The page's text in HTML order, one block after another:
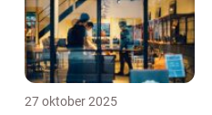
27 oktober 2025